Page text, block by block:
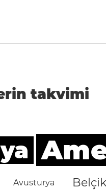
takvimi
Avusturya